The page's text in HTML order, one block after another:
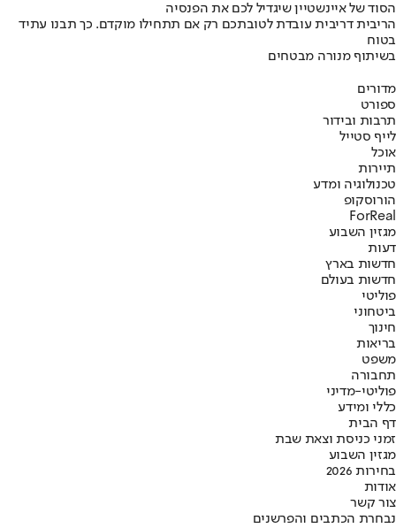
הסוד של איינשטיין שיגדיל לכם את הפנסיה
הריבית דריבית עובדת לטובתכם רק אם תתחילו מוקדם. כך תבנו עתיד
בטוח
בשיתוף מנורה מבטחים
מדורים
ספורט
תרבות ובידור
לייף סטייל
אוכל
תיירות
טכנולוגיה ומדע
הורוסקופ
ForReal
מגזין השבוע
דעות
חדשות בארץ
חדשות בעולם
פוליטי
ביטחוני
חינוך
בריאות
משפט
תחבורה
פוליטי-מדיני
כללי ומידע
דף הבית
זמני כניסת וצאת שבת
מגזין השבוע
בחירות 2026
אודות
צור קשר
נבחרת הכתבים והפרשנים